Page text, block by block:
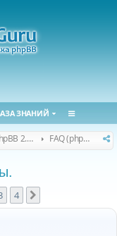
ЗНАНИЙ
phpBB 2.0.x (архив) FAQ (phpBB 2.0.x)
4